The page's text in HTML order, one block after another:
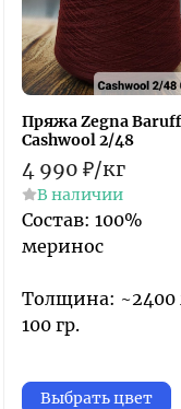
Пряжа Zegna
Cashwool 2/48
4 990 ₽/кг
В наличии
Состав: 100%
меринос
Толщина:
100 гр.
Выбрать цвет